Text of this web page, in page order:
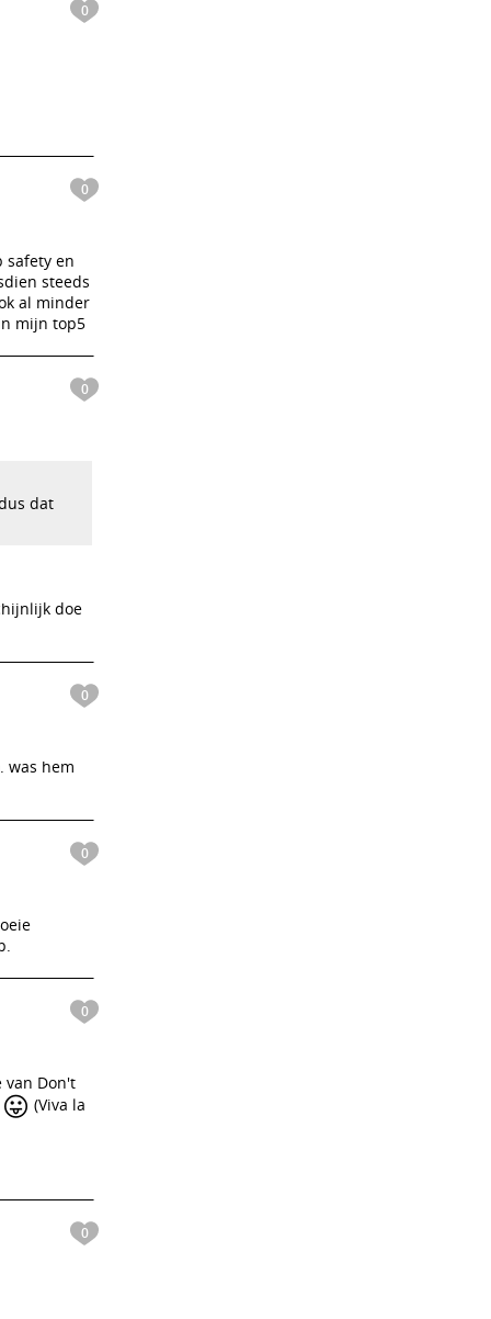
0
0
safety en
steeds
al minder
mijn top5
0
dat
doe
0
was hem
0
0
van Don't
😛 (Viva la
0